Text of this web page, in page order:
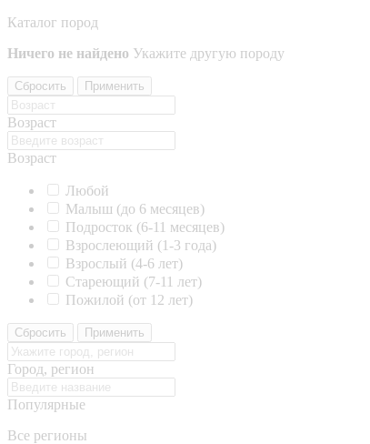
Каталог пород
Ничего не найдено Укажите другую породу
Сбросить Применить
Возраст
Возраст
Любой
Малыш (до 6 месяцев)
Подросток (6-11 месяцев)
Взрослеющий (1-3 года)
Взрослый (4-6 лет)
Стареющий (7-11 лет)
Пожилой (от 12 лет)
Сбросить Применить
Город, регион
Популярные
Все регионы